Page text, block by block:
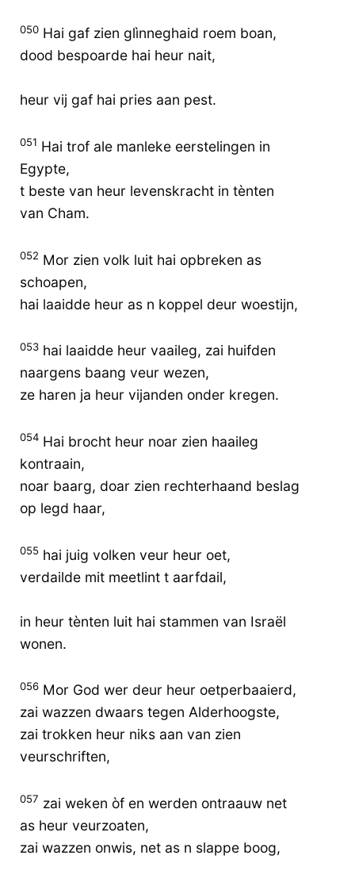
050 Hai gaf zien glìnneghaid roem boan,
dood bespoarde hai heur nait,
heur vij gaf hai pries aan pest.
051 Hai trof ale manleke eerstelingen in
Egypte,
t beste van heur levenskracht in tènten
van Cham.
052 Mor zien volk luit hai opbreken as
schoapen,
hai laaidde heur as n koppel deur woestijn,
053 hai laaidde heur vaaileg, zai huifden
naargens baang veur wezen,
ze haren ja heur vijanden onder kregen.
054 Hai brocht heur noar zien haaileg
kontraain,
noar baarg, doar zien rechterhaand beslag
op legd haar,
055 hai juig volken veur heur oet,
verdailde mit meetlint t aarfdail,
in heur tènten luit hai stammen van Israël
wonen.
056 Mor God wer deur heur oetperbaaierd,
zai wazzen dwaars tegen Alderhoogste,
zai trokken heur niks aan van zien
veurschriften,
057 zai weken òf en werden ontraauw net
as heur veurzoaten,
zai wazzen onwis, net as n slappe boog,